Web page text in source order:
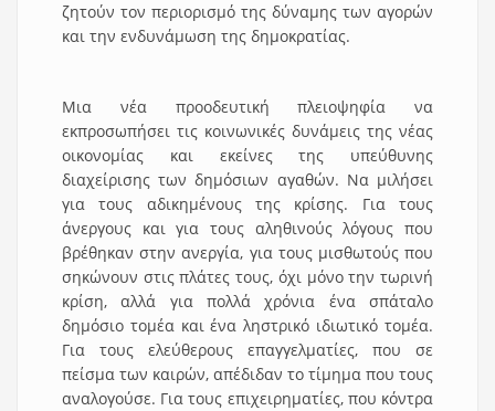
ζητούν τον περιορισμό της δύναμης των αγορών
και την ενδυνάμωση της δημοκρατίας.
Μια νέα προοδευτική πλειοψηφία να
εκπροσωπήσει τις κοινωνικές δυνάμεις της νέας
οικονομίας και εκείνες της υπεύθυνης
διαχείρισης των δημόσιων αγαθών. Να μιλήσει
για τους αδικημένους της κρίσης. Για τους
άνεργους και για τους αληθινούς λόγους που
βρέθηκαν στην ανεργία, για τους μισθωτούς που
σηκώνουν στις πλάτες τους, όχι μόνο την τωρινή
κρίση, αλλά για πολλά χρόνια ένα σπάταλο
δημόσιο τομέα και ένα ληστρικό ιδιωτικό τομέα.
Για τους ελεύθερους επαγγελματίες, που σε
πείσμα των καιρών, απέδιδαν το τίμημα που τους
αναλογούσε. Για τους επιχειρηματίες, που κόντρα